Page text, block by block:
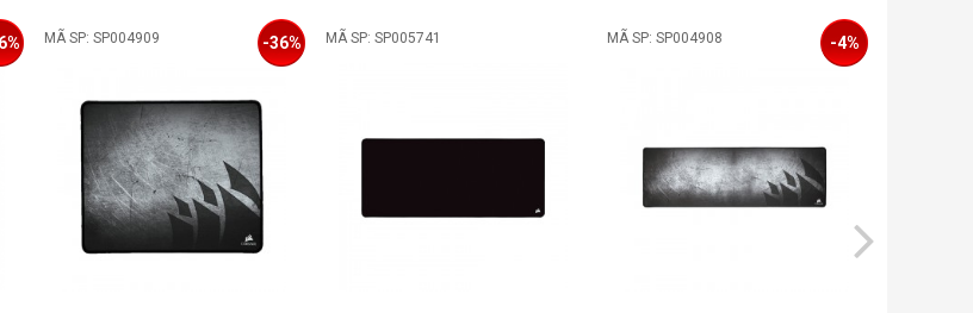
MÃ SP: SP004909 -36% MÃ SP: SP005741 MÃ SP: SP004908 -4%